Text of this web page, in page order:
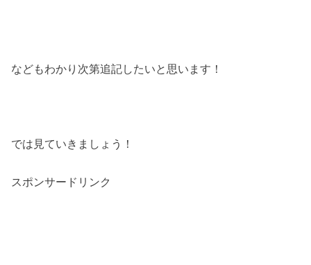
などもわかり次第追記したいと思います！
では見ていきましょう！
スポンサードリンク